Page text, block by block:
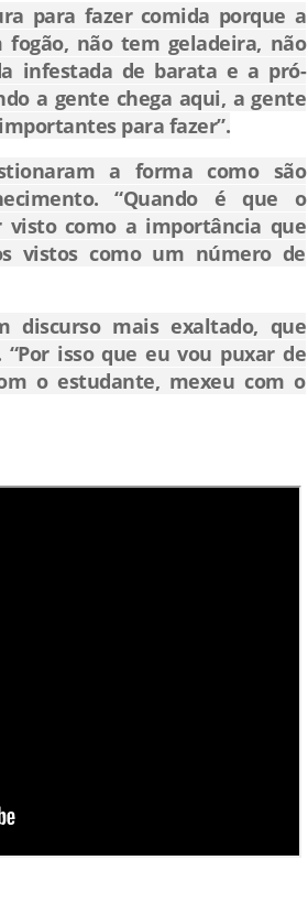
para fazer comida porque a
não tem geladeira, não
infestada de barata e a pró-
a gente chega aqui, a gente
para fazer”.
a forma como são
“Quando é que o
como a importância que
vistos como um número de
discurso mais exaltado, que
“Por isso que eu vou puxar de
o estudante, mexeu com o